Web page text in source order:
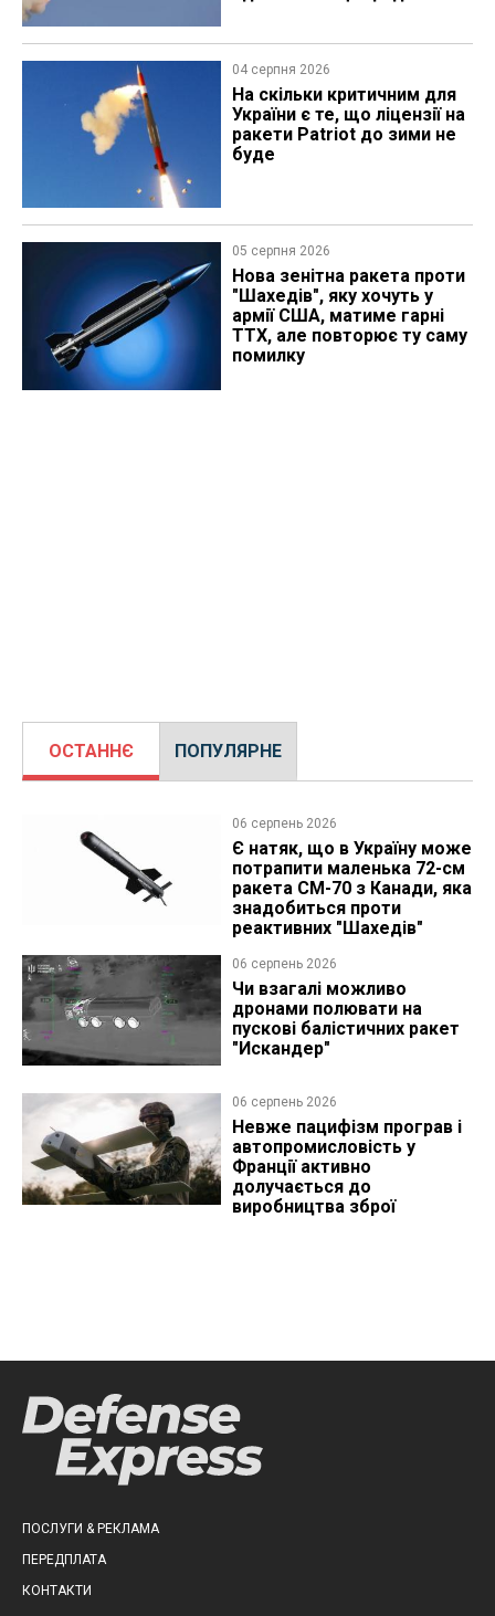
04 серпня 2026
На скільки критичним для
України є те, що ліцензії на
ракети Patriot до зими не
буде
05 серпня 2026
Нова зенітна ракета проти
"Шахедів", яку хочуть у
армії США, матиме гарні
ТТХ, але повторює ту саму
помилку
ОСТАННЄ ПОПУЛЯРНЕ
06 серпень 2026
Є натяк, що в Україну може
потрапити маленька 72-см
ракета CM-70 з Канади, яка
знадобиться проти
реактивних "Шахедів"
06 серпень 2026
Чи взагалі можливо
дронами полювати на
пускові балістичних ракет
"Искандер"
06 серпень 2026
Невже пацифізм програв і
автопромисловість у
Франції активно
долучається до
виробництва зброї
ПОСЛУГИ & РЕКЛАМА
ПЕРЕДПЛАТА
КОНТАКТИ